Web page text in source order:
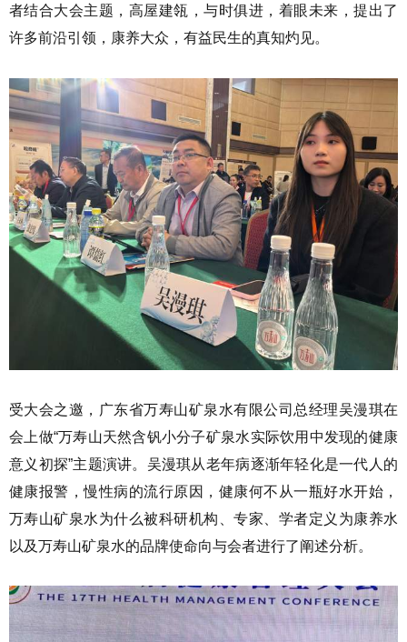
者结合大会主题，高屋建瓴，与时俱进，着眼未来，提出了
许多前沿引领，康养大众，有益民生的真知灼见。
受大会之邀，广东省万寿山矿泉水有限公司总经理吴漫琪在
会上做“万寿山天然含钒小分子矿泉水实际饮用中发现的健康
意义初探”主题演讲。吴漫琪从老年病逐渐年轻化是一代人的
健康报警，慢性病的流行原因，健康何不从一瓶好水开始，
万寿山矿泉水为什么被科研机构、专家、学者定义为康养水
以及万寿山矿泉水的品牌使命向与会者进行了阐述分析。